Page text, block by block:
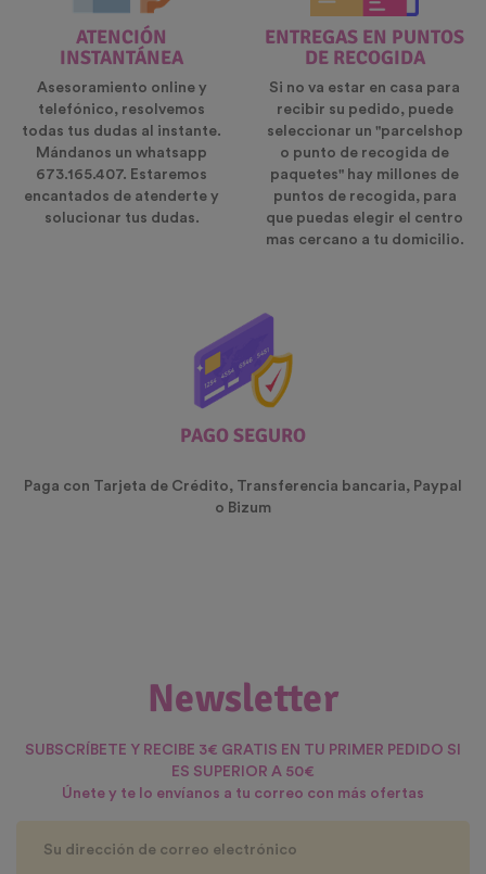
ATENCIÓN
INSTANTÁNEA
Asesoramiento online y
telefónico, resolvemos
todas tus dudas al instante.
Mándanos un whatsapp
673.165.407. Estaremos
encantados de atenderte y
solucionar tus dudas.
ENTREGAS EN PUNTOS
DE RECOGIDA
Si no va estar en casa para
recibir su pedido, puede
seleccionar un "parcelshop
o punto de recogida de
paquetes" hay millones de
puntos de recogida, para
que puedas elegir el centro
mas cercano a tu domicilio.
PAGO SEGURO
Paga con Tarjeta de Crédito, Transferencia bancaria, Paypal
o Bizum
Newsletter
SUBSCRÍBETE Y RECIBE 3€ GRATIS EN TU PRIMER PEDIDO SI
ES SUPERIOR A 50€
Únete y te lo envíanos a tu correo con más ofertas